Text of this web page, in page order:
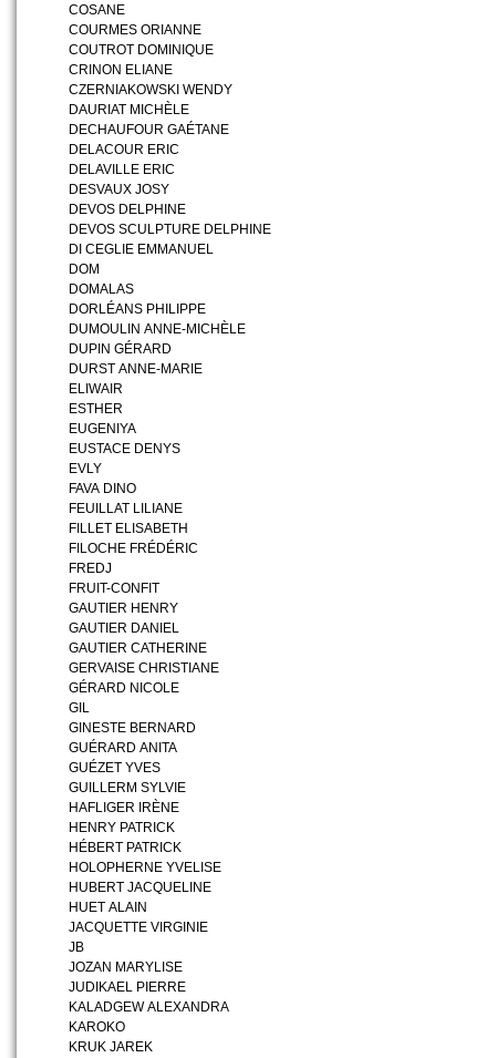
COSANE
COURMES ORIANNE
COUTROT DOMINIQUE
CRINON ELIANE
CZERNIAKOWSKI WENDY
DAURIAT MICHÈLE
DECHAUFOUR GAÉTANE
DELACOUR ERIC
DELAVILLE ERIC
DESVAUX JOSY
DEVOS DELPHINE
DEVOS SCULPTURE DELPHINE
DI CEGLIE EMMANUEL
DOM
DOMALAS
DORLÉANS PHILIPPE
DUMOULIN ANNE-MICHÈLE
DUPIN GÉRARD
DURST ANNE-MARIE
ELIWAIR
ESTHER
EUGENIYA
EUSTACE DENYS
EVLY
FAVA DINO
FEUILLAT LILIANE
FILLET ELISABETH
FILOCHE FRÉDÉRIC
FREDJ
FRUIT-CONFIT
GAUTIER HENRY
GAUTIER DANIEL
GAUTIER CATHERINE
GERVAISE CHRISTIANE
GÉRARD NICOLE
GIL
GINESTE BERNARD
GUÉRARD ANITA
GUÉZET YVES
GUILLERM SYLVIE
HAFLIGER IRÈNE
HENRY PATRICK
HÉBERT PATRICK
HOLOPHERNE YVELISE
HUBERT JACQUELINE
HUET ALAIN
JACQUETTE VIRGINIE
JB
JOZAN MARYLISE
JUDIKAEL PIERRE
KALADGEW ALEXANDRA
KAROKO
KRUK JAREK